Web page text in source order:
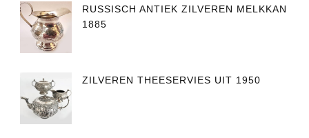
RUSSISCH ANTIEK ZILVEREN MELKKAN
1885
ZILVEREN THEESERVIES UIT 1950